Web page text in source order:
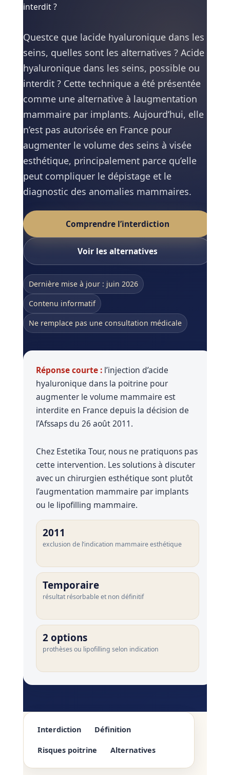
Nos
chirurgies
Obésité
Nos
chirurgiens
FAQ
Nos
cliniques
Nos
articles
Avant
Devis
Gratuit
interdit ?
Questce que lacide hyaluronique dans les
seins, quelles sont les alternatives ? Acide
hyaluronique dans les seins, possible ou
interdit ? Cette technique a été présentée
comme une alternative à laugmentation
mammaire par implants. Aujourd’hui, elle
n’est pas autorisée en France pour
augmenter le volume des seins à visée
esthétique, principalement parce qu’elle
peut compliquer le dépistage et le
diagnostic des anomalies mammaires.
Comprendre l’interdiction
Voir les alternatives
Dernière mise à jour : juin 2026
Contenu informatif
Ne remplace pas une consultation médicale
Réponse courte :l’injection d’acide
hyaluronique dans la poitrine pour
augmenter le volume mammaire est
interdite en France depuis la décision de
l’Afssaps du 26 août 2011.
Chez Estetika Tour, nous ne pratiquons pas
cette intervention. Les solutions à discuter
avec un chirurgien esthétique sont plutôt
l’augmentation mammaire par implants
ou le lipofilling mammaire.
2011
exclusion de l’indication mammaire esthétique
Temporaire
résultat résorbable et non définitif
2 options
prothèses ou lipofilling selon indication
Interdiction Définition
Risques poitrine Alternatives